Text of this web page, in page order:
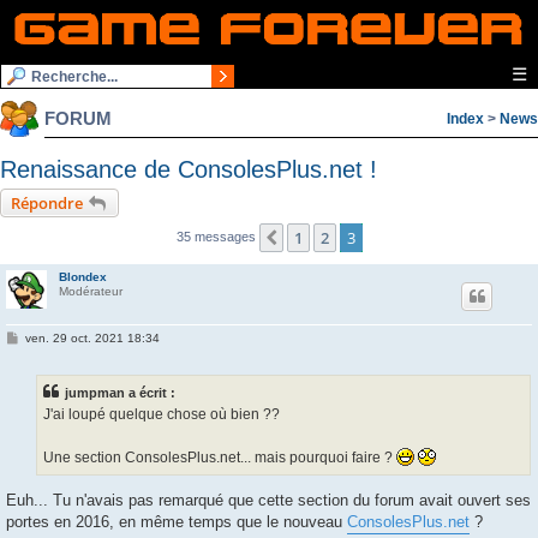
☰
FORUM Index > News
Renaissance de ConsolesPlus.net !
Répondre
35 messages Précédente
1 2 3
Blondex
Modérateur
Mven. 29 oct. 2021 18:34
jumpman a écrit :
J'ai loupé quelque chose où bien ??
Une section ConsolesPlus.net... mais pourquoi faire ?
Euh... Tu n'avais pas remarqué que cette section du forum avait ouvert ses
portes en 2016, en même temps que le nouveau ConsolesPlus.net ?